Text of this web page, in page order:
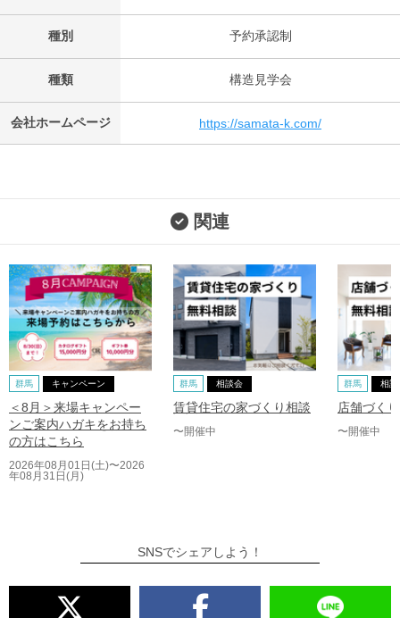
種別 予約承認制
種類 構造見学会
会社ホームページ https://samata-k.com/
関連
群馬 キャンペーン
＜8月＞来場キャンペー
ンご案内ハガキをお持ち
の方はこちら
2026年08月01日(土)〜2026
年08月31日(月)
群馬 相談会
賃貸住宅の家づくり相談
〜開催中
群馬 相談
店舗づく
〜開催中
SNSでシェアしよう！